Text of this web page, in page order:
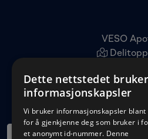
VESO
22 96 11
Dette nettstedet bruker
informasjonskapsler
Vi bruker informasjonskapsler blant
for å gjenkjenne deg som bruker i
et anonymt id-nummer. Denne